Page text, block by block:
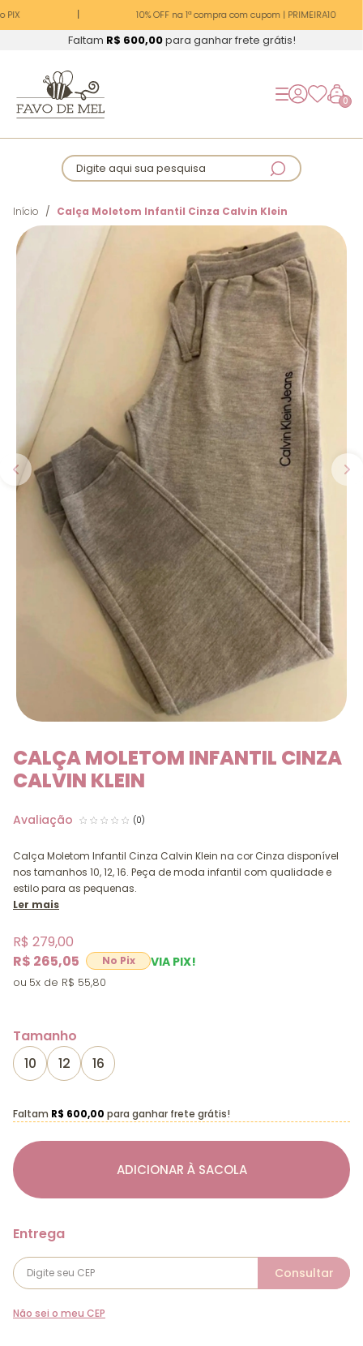
10% OFF na 1ª compra com cupom | PRIMEIRA10
Faltam R$ 600,00para ganhar frete grátis!
0
Digite aqui sua pesquisa
Início Calça Moletom Infantil Cinza Calvin Klein
CALÇA MOLETOM INFANTIL CINZA
CALVIN KLEIN
(0)
Calça Moletom Infantil Cinza Calvin Klein na cor Cinza disponível
nos tamanhos 10, 12, 16. Peça de moda infantil com qualidade e
estilo para as pequenas.
Ler mais
R$ 265,05 VIA PIX!
R$ 279,00
5x R$ 55,80
Tamanho
10
12 16
ADICIONAR À SACOLA
Faltam R$ 600,00 para ganhar frete grátis!
Não sei o meu CEP